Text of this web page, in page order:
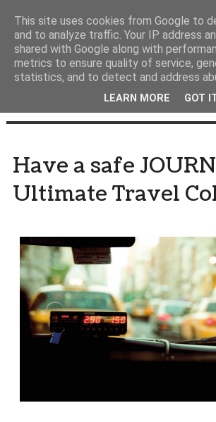
Have a safe
Ultimate Travel
This site uses cookies from Google to
and to analyze traffic. Your IP address
shared with Google along with
metrics to ensure quality of service,
statistics, and to detect and address
LEARN MORE GOT